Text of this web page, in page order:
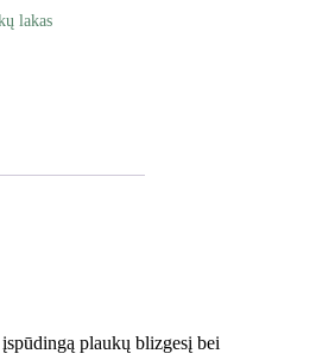
lakas
plaukų blizgesį bei